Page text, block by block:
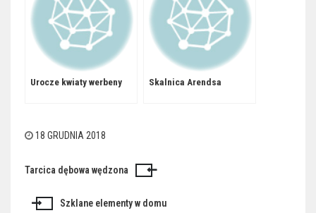
Urocze kwiaty werbeny Skalnica Arendsa
18 GRUDNIA 2018
Nawigacja
wpisu
Tarcica dębowa wędzona
Szklane elementy w domu